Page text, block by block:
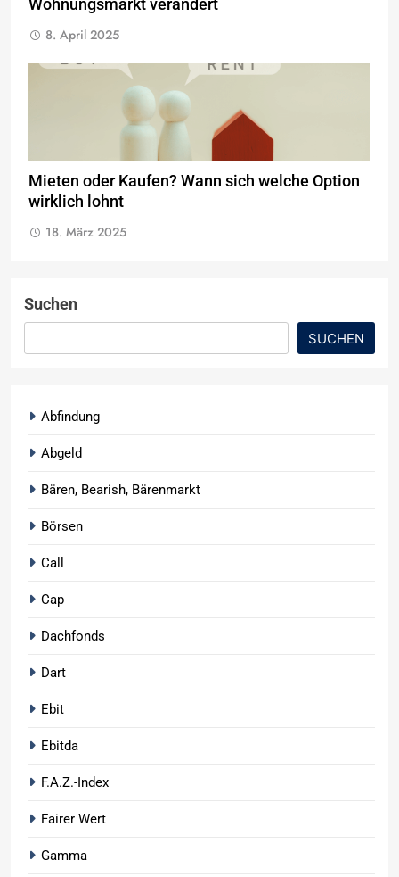
Wohnungsmarkt verändert
8. April 2025
Mieten oder Kaufen? Wann sich welche Option
wirklich lohnt
18. März 2025
Suchen
SUCHEN
Abfindung
Abgeld
Bären, Bearish, Bärenmarkt
Börsen
Call
Cap
Dachfonds
Dart
Ebit
Ebitda
F.A.Z.-Index
Fairer Wert
Gamma